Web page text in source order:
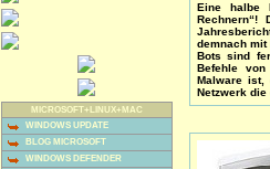
MICROSOFT+LINUX+MAC
WINDOWS UPDATE
BLOG MICROSOFT
WINDOWS DEFENDER
Eine halbe
demnach mit
Bots sind
Befehle von
Malware ist,
Netzwerk